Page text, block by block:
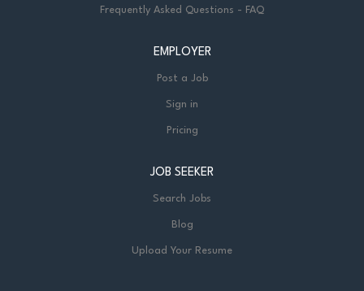
Frequently Asked Questions - FAQ
EMPLOYER
Post a Job
Sign in
Pricing
JOB SEEKER
Search Jobs
Blog
Upload Your Resume